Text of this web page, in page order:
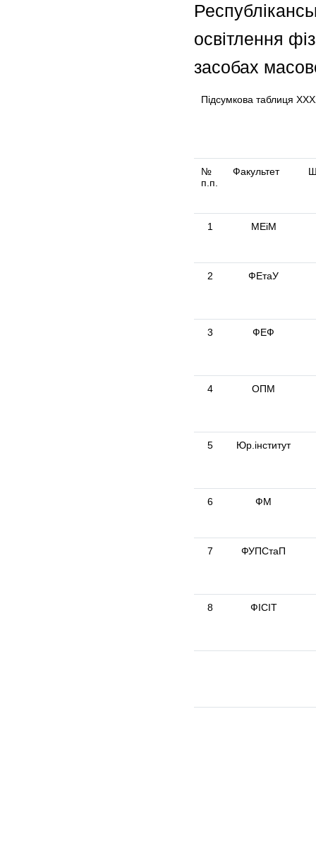
освітлення
засобах
Підсумкова таблиця
№
п.п.
Факультет
1 МЕіМ
2 ФЕтаУ
3 ФЕФ
4 ОПМ
5 Юр.інститут
6 ФМ
7 ФУПСтаП
8 ФІСІТ